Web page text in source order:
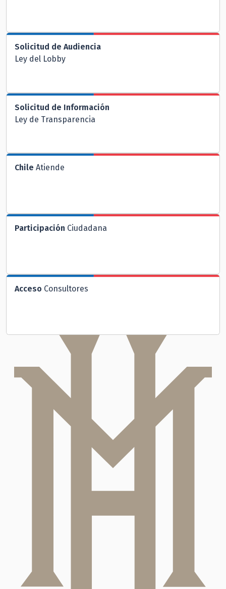
Solicitud de Audiencia
Ley del Lobby
Solicitud de Información
Ley de Transparencia
Chile Atiende
Participación Ciudadana
Acceso Consultores